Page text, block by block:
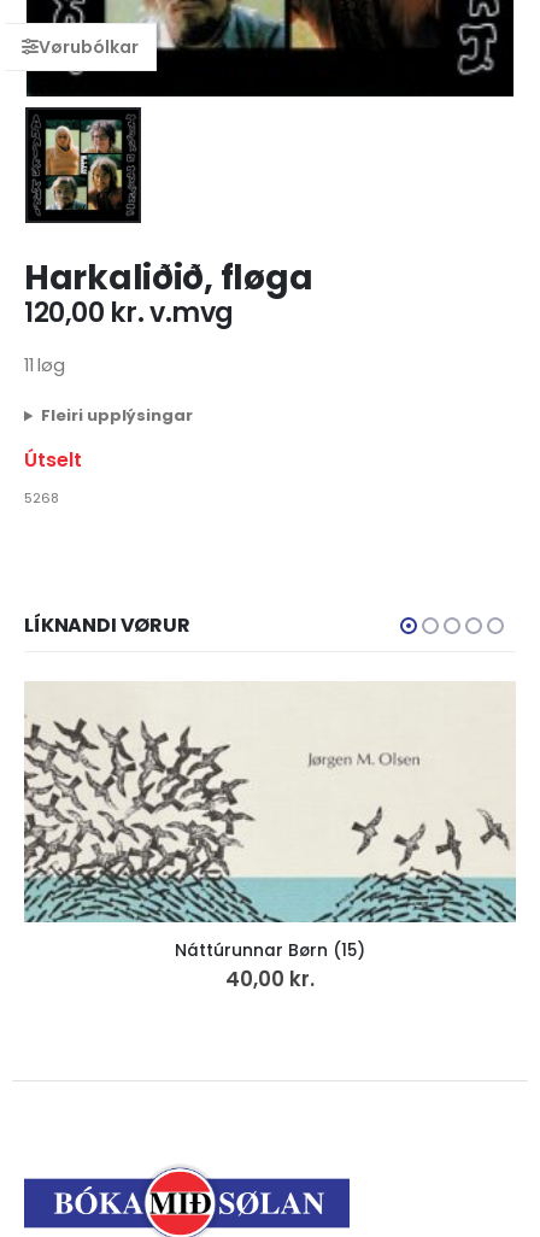
Harkaliðið, fløga
120,00 kr.v.mvg
11 løg
Fleiri upplýsingar
Útselt
5268
LÍKNANDI VØRUR
Náttúrunnar Børn (15)
40,00 kr.